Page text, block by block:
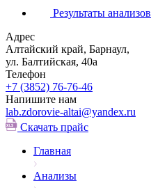
Результаты анализов
Адрес
Алтайский край, Барнаул,
ул. Балтийская, 40а
Телефон
+7 (3852) 76-76-46
Напишите нам
lab.zdorovie-altai@yandex.ru
Скачать прайс
Главная
Анализы